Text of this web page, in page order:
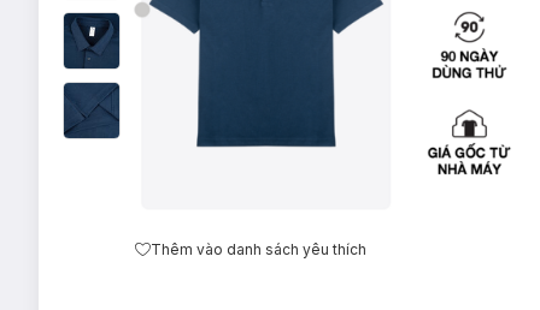
Thêm vào danh sách yêu thích